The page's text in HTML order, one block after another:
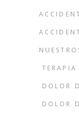
TERAPIA
DOLOR
DOLOR